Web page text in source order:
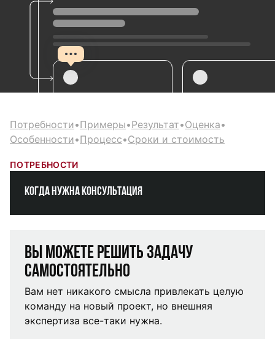
Потребности•Примеры•Результат•Оценка•
Особенности•Процесс•Сроки и стоимость
ПОТРЕБНОСТИ
Когда нужна консультация
Вы можете решить задачу
самостоятельно
Вам нет никакого смысла привлекать целую
команду на новый проект, но внешняя
экспертиза все-таки нужна.